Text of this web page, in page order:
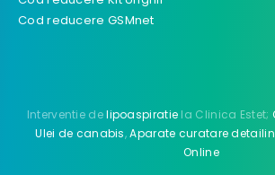
Cod reducere GSMnet
Interventie delipoaspiratie la Clinica Estet;
Ulei de canabis,Aparate curatare
Online